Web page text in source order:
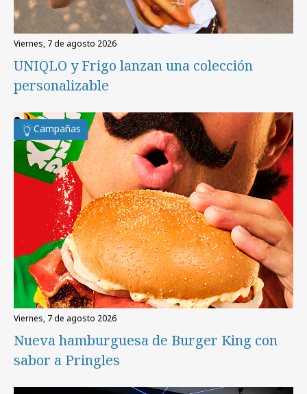
viernes, 7 de agosto 2026
UNIQLO y Frigo lanzan una colección
personalizable
Campañas
viernes, 7 de agosto 2026
Nueva hamburguesa de Burger King con
sabor a Pringles